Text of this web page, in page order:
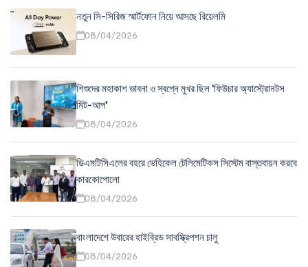
নতুন সি-সিরিজ স্মার্টফোন নিয়ে আসছে রিয়েলমি
08/04/2026
শিশুদের মহাকাশ ভাবনা ও স্বপ্নে মুখর ছিল 'ফিউচার অ্যাস্ট্রোনটস
মিট-আপ'
08/04/2026
ডিএমটিসিএলের বহরে ভেহিকেল টেলিমেটিকস সিস্টেম বাস্তবায়ন করবে
কারকোপোলো
08/04/2026
বাংলাদেশে উবারের হাইব্রিড সাবস্ক্রিপশন চালু
08/04/2026